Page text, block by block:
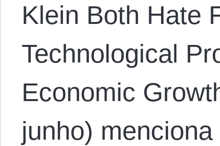
Klein Both Hate
Technological
Economic
junho)